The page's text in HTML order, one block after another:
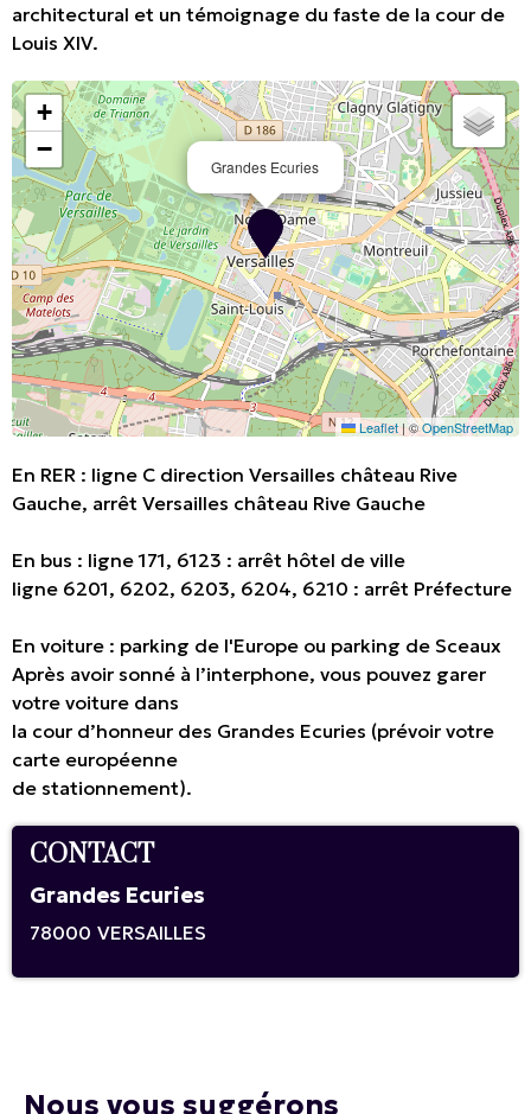
architectural et un témoignage du faste de la cour de
Louis XIV.
Grandes Ecuries
+
−
Leaflet|©OpenStreetMap
En RER : ligne C direction Versailles château Rive
Gauche, arrêt Versailles château Rive Gauche
En bus : ligne 171, 6123 : arrêt hôtel de ville
ligne 6201, 6202, 6203, 6204, 6210 : arrêt Préfecture
En voiture : parking de l'Europe ou parking de Sceaux
Après avoir sonné à l’interphone, vous pouvez garer
votre voiture dans
la cour d’honneur des Grandes Ecuries (prévoir votre
carte européenne
de stationnement).
CONTACT
Grandes Ecuries
78000 VERSAILLES
Nous vous suggérons